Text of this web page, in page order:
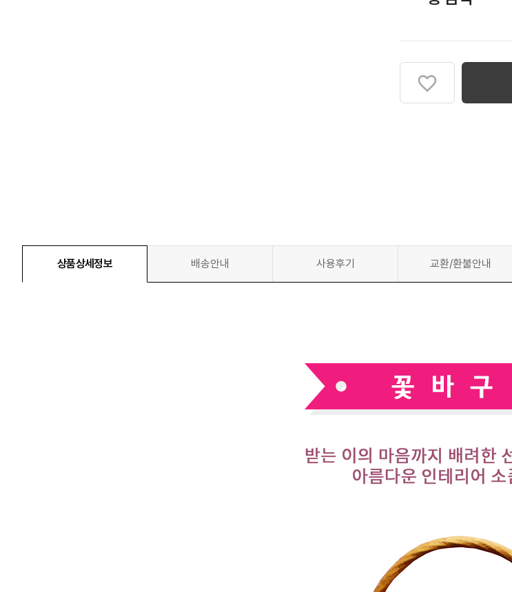
상품상세정보 배송안내 사용후기 교환/환불안내